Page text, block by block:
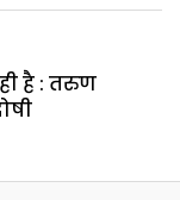
ही है : तरुण